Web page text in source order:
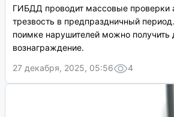
ГИБДД проводит массовые проверки
трезвость в предпраздничный
поимке нарушителей можно получить
вознаграждение.
27 декабря, 2025, 05:56
4